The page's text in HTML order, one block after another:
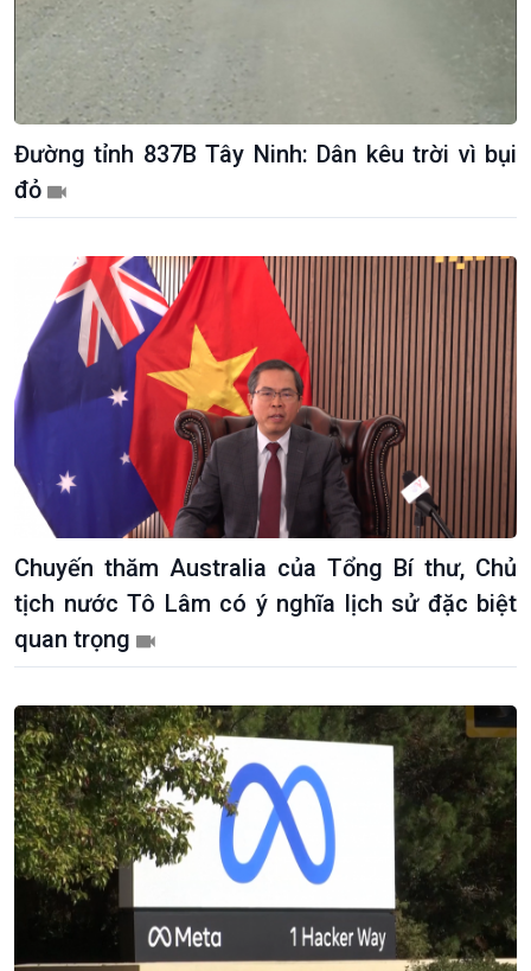
Chính trị
Chính phủ với người dân
Quốc hội với cử tri
Xây dựng đảng
Đảng trong cuộc sống
Nhận diện sự thật
Pháp luật và đời sống
Vấn đề quốc tế
Hồ sơ sự kiện quốc tế
Thế giới & Việt Nam
Biên cương - Một dải vững
bền
Đường tỉnh 837B Tây Ninh: Dân kêu trời vì bụi
đỏ
Chuyến thăm Australia của Tổng Bí thư, Chủ
tịch nước Tô Lâm có ý nghĩa lịch sử đặc biệt
quan trọng